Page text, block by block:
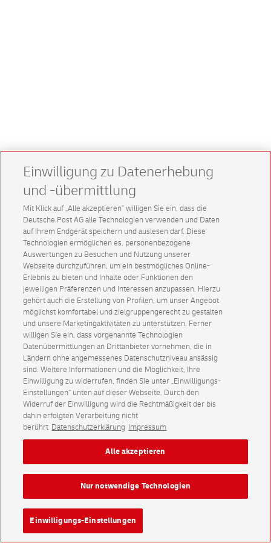
Einwilligung zu Datenerhebung
und -übermittlung
Mit Klick auf „Alle akzeptieren” willigen Sie ein, dass die
Deutsche Post AG alle Technologien verwenden und Daten
auf Ihrem Endgerät speichern und auslesen darf. Diese
Technologien ermöglichen es, personenbezogene
Auswertungen zu Besuchen und Nutzung unserer
Webseite durchzuführen, um ein bestmögliches Online-
Erlebnis zu bieten und Inhalte oder Funktionen den
jeweiligen Präferenzen und Interessen anzupassen. Hierzu
gehört auch die Erstellung von Profilen, um unser Angebot
möglichst komfortabel und zielgruppengerecht zu gestalten
und unsere Marketingaktivitäten zu unterstützen. Ferner
willigen Sie ein, dass vorgenannte Technologien
Datenübermittlungen an Drittanbieter vornehmen, die in
Ländern ohne angemessenes Datenschutzniveau ansässig
sind. Weitere Informationen und die Möglichkeit, Ihre
Einwilligung zu widerrufen, finden Sie unter „Einwilligungs-
Einstellungen“ unten auf dieser Webseite. Durch den
Widerruf der Einwilligung wird die Rechtmäßigkeit der bis
dahin erfolgten Verarbeitung nicht
berührt Datenschutzerklärung Impressum
Einwilligungs-Einstellungen
Nur notwendige Technologien
Alle akzeptieren